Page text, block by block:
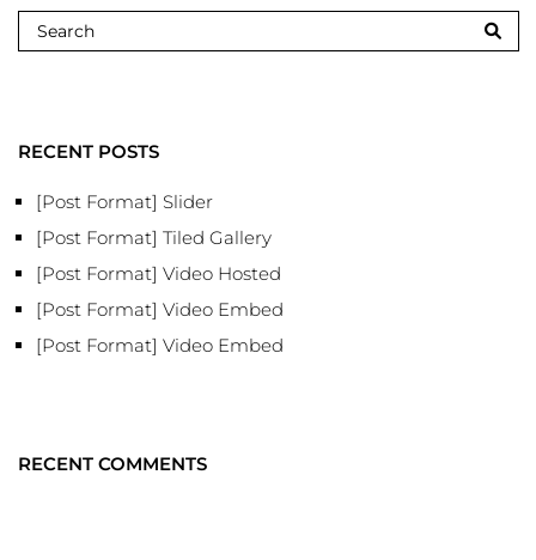
RECENT POSTS
[Post Format] Slider
[Post Format] Tiled Gallery
[Post Format] Video Hosted
[Post Format] Video Embed
[Post Format] Video Embed
RECENT COMMENTS